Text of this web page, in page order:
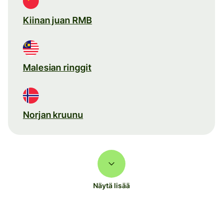
Kiinan juan RMB
Malesian ringgit
Norjan kruunu
Näytä lisää